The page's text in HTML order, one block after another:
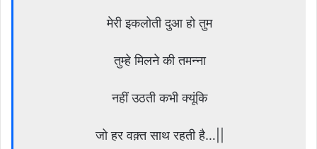
मेरी इकलोती दुआ हो तुम
तुम्हे मिलने की तमन्ना
नहीं उठती कभी क्यूंकि
जो हर वक़्त साथ रहती है…||